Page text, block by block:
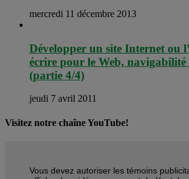
mercredi 11 décembre 2013
Développer un site Internet ou
écrire pour le Web, navigabilité
(partie 4/4)
jeudi 7 avril 2011
Visitez notre chaîne YouTube!
Vous devez autoriser les témoins